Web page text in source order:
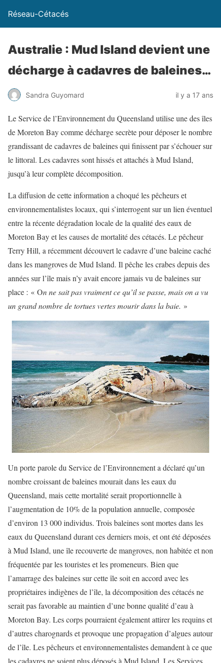
Réseau-Cétacés
Australie : Mud Island devient une
décharge à cadavres de baleines…
Sandra Guyomard il y a 17 ans
Le Service de l’Environnement du Queensland utilise une des îles
de Moreton Bay comme décharge secrète pour déposer le nombre
grandissant de cadavres de baleines qui finissent par s’échouer sur
le littoral. Les cadavres sont hissés et attachés à Mud Island,
jusqu’à leur complète décomposition.
La diffusion de cette information a choqué les pêcheurs et
environnementalistes locaux, qui s’interrogent sur un lien éventuel
entre la récente dégradation locale de la qualité des eaux de
Moreton Bay et les causes de mortalité des cétacés. Le pêcheur
Terry Hill, a récemment découvert le cadavre d’une baleine caché
dans les mangroves de Mud Island. Il pêche les crabes depuis des
années sur l’île mais n’y avait encore jamais vu de baleines sur
place : « On ne sait pas vraiment ce qu’il se passe, mais on a vu
un grand nombre de tortues vertes mourir dans la baie. »
Un porte parole du Service de l’Environnement a déclaré qu’un
nombre croissant de baleines mourait dans les eaux du
Queensland, mais cette mortalité serait proportionnelle à
l’augmentation de 10% de la population annuelle, composée
d’environ 13 000 individus. Trois baleines sont mortes dans les
eaux du Queensland durant ces derniers mois, et ont été déposées
à Mud Island, une île recouverte de mangroves, non habitée et non
fréquentée par les touristes et les promeneurs. Bien que
l’amarrage des baleines sur cette île soit en accord avec les
propriétaires indigènes de l’île, la décomposition des cétacés ne
serait pas favorable au maintien d’une bonne qualité d’eau à
Moreton Bay. Les corps pourraient également attirer les requins et
d’autres charognards et provoque une propagation d’algues autour
de l’île. Les pêcheurs et environnementalistes demandent à ce que
les cadavres ne soient plus déposés à Mud Island. Les Services